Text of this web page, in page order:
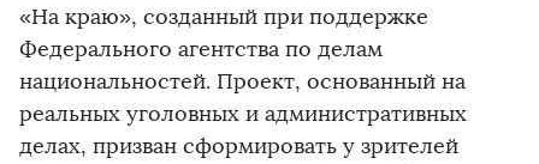
«На краю», созданный при поддержке
Федерального агентства по делам
национальностей. Проект, основанный на
реальных уголовных и административных
делах, призван сформировать у зрителей